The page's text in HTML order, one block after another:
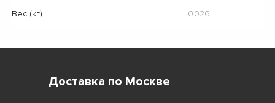
Вес (кг)
0.026
Доставка по Москве